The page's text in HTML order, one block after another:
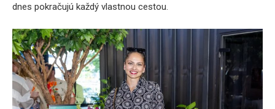
dnes pokračujú každý vlastnou cestou.